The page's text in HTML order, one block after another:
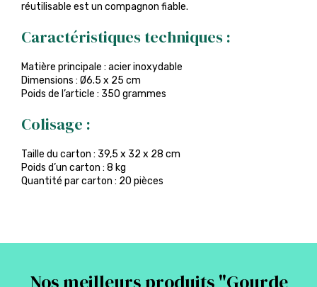
réutilisable est un compagnon fiable.
Caractéristiques techniques :
Matière principale : acier inoxydable
Dimensions : Ø6.5 x 25 cm
Poids de l’article : 350 grammes
Colisage :
Taille du carton : 39,5 x 32 x 28 cm
Poids d’un carton : 8 kg
Quantité par carton : 20 pièces
Nos meilleurs produits "Gourde